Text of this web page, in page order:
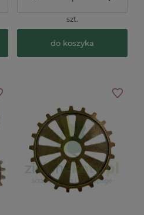
szt.
do koszyka